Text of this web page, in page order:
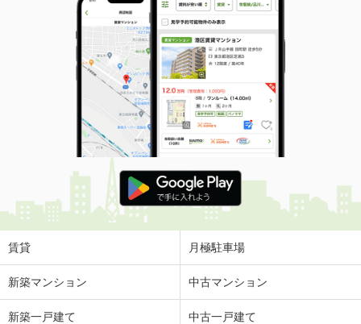
賃貸 月極駐車場
新築マンション 中古マンション
新築一戸建て 中古一戸建て